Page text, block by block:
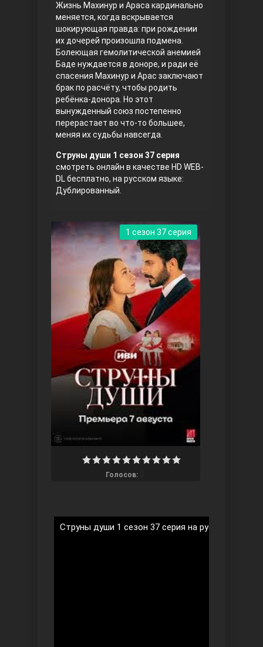
Воскресший Эртугрул
Три сестры
Ветреный холм
Ты назови
Жизнь Махинур и Араса кардинально
меняется, когда вскрывается
шокирующая правда: при рождении
их дочерей произошла подмена.
Болеющая гемолитической анемией
Баде нуждается в доноре, и ради её
спасения Махинур и Арас заключают
брак по расчёту, чтобы родить
ребёнка-донорa. Но этот
вынужденный союз постепенно
перерастает во что-то большее,
меняя их судьбы навсегда.
Струны души 1 сезон 37 серия
смотреть онлайн в качестве HD WEB-
DL бесплатно, на русском языке:
Дублированный.
Голосов:
1 сезон 37 серия
Струны души 1 сезон 37 серия на русском языке